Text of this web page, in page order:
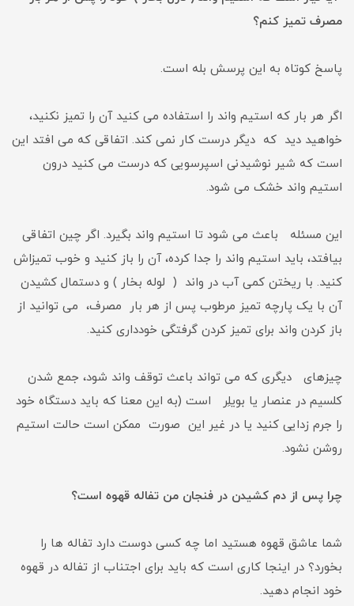
مصرف تمیز کنم؟
پاسخ کوتاه به این پرسش بله است.
اگر هر بار که استیم واند را استفاده می کنید آن را تمیز نکنید،
خواهید دید که دیگر درست کار نمی کند. اتفاقی که می افتد این
است که شیر نوشیدنی اسپرسویی که درست می کنید درون
استیم واند خشک می شود.
این مسئله باعث می شود تا استیم واند بگیرد. اگر چین اتفاقی
بیافتد، باید استیم واند را جدا کرده، آن را باز کنید و خوب تمیزاش
کنید. با ریختن کمی آب در واند ( لوله بخار ) و دستمال کشیدن
آن با یک پارچه تمیز مرطوب پس از هر بار مصرف، می توانید از
باز کردن واند برای تمیز کردن گرفتگی خودداری کنید.
چیزهای دیگری که می تواند باعث توقف واند شود، جمع شدن
کلسیم در عنصار یا بویلِر است (به این معنا که باید دستگاه خود
را جرم زدایی کنید یا در غیر این صورت ممکن است حالت استیم
روشن نشود.
چرا پس از دم کشیدن در فنجان من تفاله قهوه است؟
شما عاشق قهوه هستید اما چه کسی دوست دارد تفاله ها را
بخورد؟ در اینجا کاری است که باید برای اجتناب از تفاله در قهوه
خود انجام دهید.